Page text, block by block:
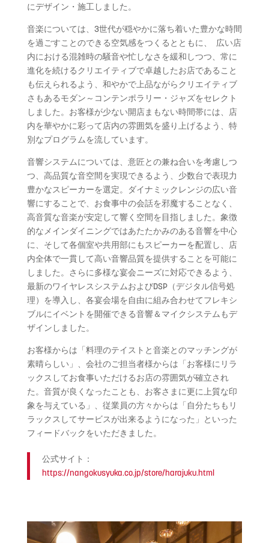
にデザイン・施工しました。
音楽については、3世代が穏やかに落ち着いた豊かな時間
を過ごすことのできる空気感をつくるとともに、 広い店
内における混雑時の騒音や忙しなさを緩和しつつ、常に
進化を続けるクリエイティブで卓越したお店であること
も伝えられるよう、和やかで上品ながらクリエイティブ
さもあるモダン～コンテンポラリー・ジャズをセレクト
しました。お客様が少ない開店まもない時間帯には、店
内を華やかに彩って店内の雰囲気を盛り上げるよう、特
別なプログラムを流しています。
音響システムについては、意匠との兼ね合いを考慮しつ
つ、高品質な音空間を実現できるよう、少数台で表現力
豊かなスピーカーを選定。ダイナミックレンジの広い音
響にすることで、お食事中の会話を邪魔することなく、
高音質な音楽が安定して響く空間を目指しました。象徴
的なメインダイニングではあたたかみのある音響を中心
に、そして各個室や共用部にもスピーカーを配置し、店
内全体で一貫して高い音響品質を提供することを可能に
しました。さらに多様な宴会ニーズに対応できるよう、
最新のワイヤレスシステムおよびDSP（デジタル信号処
理）を導入し、各宴会場を自由に組み合わせてフレキシ
ブルにイベントを開催できる音響＆マイクシステムもデ
ザインしました。
お客様からは「料理のテイストと音楽とのマッチングが
素晴らしい」、会社のご担当者様からは「お客様にリラ
ックスしてお食事いただけるお店の雰囲気が確立され
た。音質が良くなったことも、お客さまに更に上質な印
象を与えている」、従業員の方々からは「自分たちもリ
ラックスしてサービスが出来るようになった」といった
フィードバックをいただきました。
公式サイト：
https://nangokusyuka.co.jp/store/harajuku.html